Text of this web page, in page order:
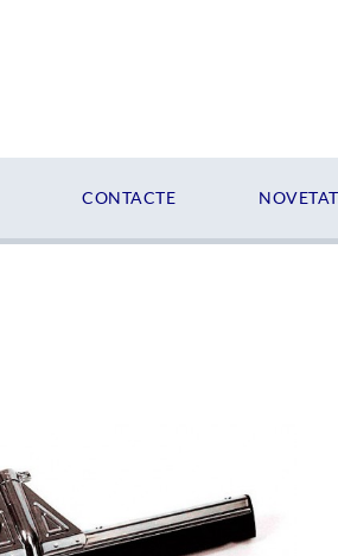
CONTACTE